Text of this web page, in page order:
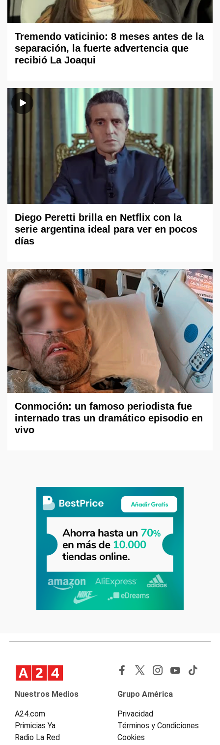
Tremendo vaticinio: 8 meses antes de la
separación, la fuerte advertencia que
recibió La Joaqui
Diego Peretti brilla en Netflix con la
serie argentina ideal para ver en pocos
días
Conmoción: un famoso periodista fue
internado tras un dramático episodio en
vivo
Nuestros Medios
A24.com
Primicias Ya
Radio La Red
Grupo América
Privacidad
Términos y Condiciones
Cookies